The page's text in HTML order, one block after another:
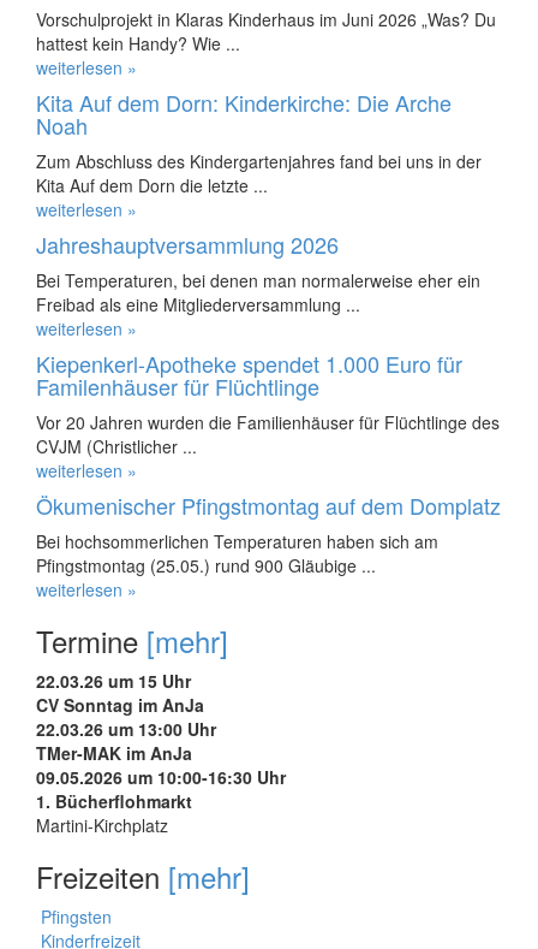
Vorschulprojekt in Klaras Kinderhaus im Juni 2026 „Was? Du
hattest kein Handy? Wie ...
weiterlesen »
Kita Auf dem Dorn: Kinderkirche: Die Arche
Noah
Zum Abschluss des Kindergartenjahres fand bei uns in der
Kita Auf dem Dorn die letzte ...
weiterlesen »
Jahreshauptversammlung 2026
Bei Temperaturen, bei denen man normalerweise eher ein
Freibad als eine Mitgliederversammlung ...
weiterlesen »
Kiepenkerl-Apotheke spendet 1.000 Euro für
Familenhäuser für Flüchtlinge
Vor 20 Jahren wurden die Familienhäuser für Flüchtlinge des
CVJM (Christlicher ...
weiterlesen »
Ökumenischer Pfingstmontag auf dem Domplatz
Bei hochsommerlichen Temperaturen haben sich am
Pfingstmontag (25.05.) rund 900 Gläubige ...
weiterlesen »
Termine [mehr]
22.03.26 um 15 Uhr
CV Sonntag im AnJa
22.03.26 um 13:00 Uhr
TMer-MAK im AnJa
09.05.2026 um 10:00-16:30 Uhr
1. Bücherflohmarkt
Martini-Kirchplatz
Freizeiten [mehr]
Pfingsten
Kinderfreizeit